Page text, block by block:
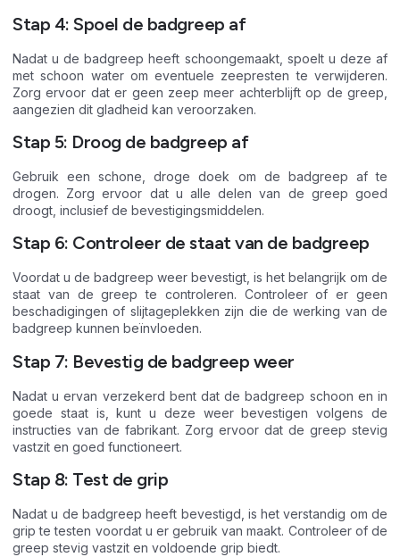
Stap 4: Spoel de badgreep af
Nadat u de badgreep heeft schoongemaakt, spoelt u deze af
met schoon water om eventuele zeepresten te verwijderen.
Zorg ervoor dat er geen zeep meer achterblijft op de greep,
aangezien dit gladheid kan veroorzaken.
Stap 5: Droog de badgreep af
Gebruik een schone, droge doek om de badgreep af te
drogen. Zorg ervoor dat u alle delen van de greep goed
droogt, inclusief de bevestigingsmiddelen.
Stap 6: Controleer de staat van de badgreep
Voordat u de badgreep weer bevestigt, is het belangrijk om de
staat van de greep te controleren. Controleer of er geen
beschadigingen of slijtageplekken zijn die de werking van de
badgreep kunnen beïnvloeden.
Stap 7: Bevestig de badgreep weer
Nadat u ervan verzekerd bent dat de badgreep schoon en in
goede staat is, kunt u deze weer bevestigen volgens de
instructies van de fabrikant. Zorg ervoor dat de greep stevig
vastzit en goed functioneert.
Stap 8: Test de grip
Nadat u de badgreep heeft bevestigd, is het verstandig om de
grip te testen voordat u er gebruik van maakt. Controleer of de
greep stevig vastzit en voldoende grip biedt.